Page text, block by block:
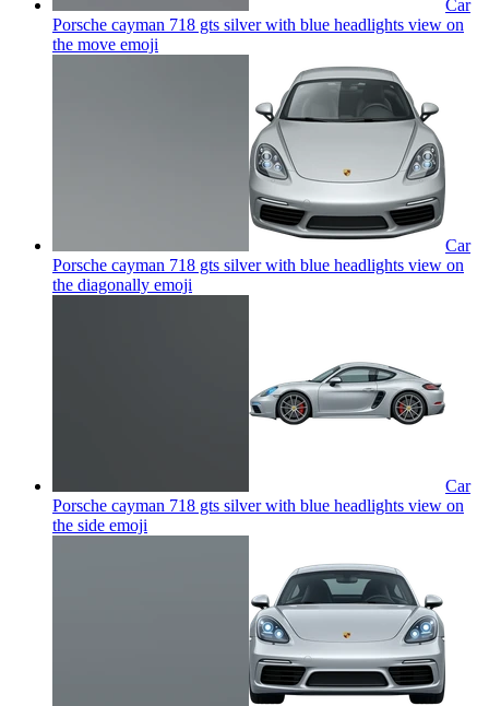
Car
Porsche cayman 718 gts silver with blue headlights view on
the move emoji
Car
Porsche cayman 718 gts silver with blue headlights view on
the diagonally emoji
Car
Porsche cayman 718 gts silver with blue headlights view on
the side emoji